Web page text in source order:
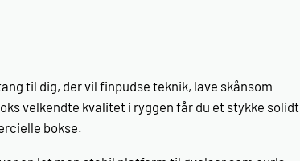
til dig, der vil finpudse teknik, lave skånsom
velkendte kvalitet i ryggen får du et stykke solidt
bokse.